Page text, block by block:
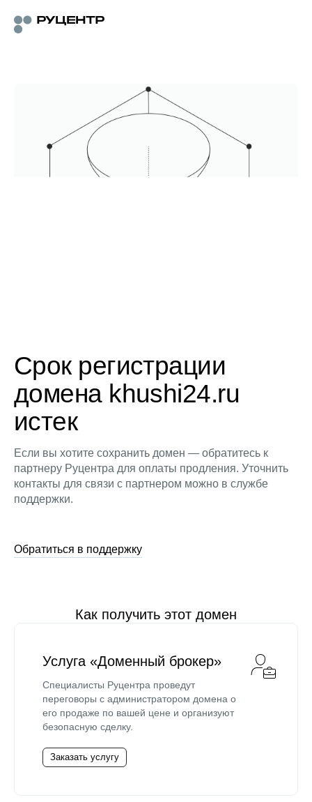
Срок регистрации
домена khushi24.ru
истек
Если вы хотите сохранить домен — обратитесь к
партнеру Руцентра для оплаты продления. Уточнить
контакты для связи с партнером можно в службе
поддержки.
Обратиться в поддержку
Как получить этот домен
Услуга «Доменный брокер»
Специалисты Руцентра проведут
переговоры с администратором домена о
его продаже по вашей цене и организуют
безопасную сделку.
Заказать услугу